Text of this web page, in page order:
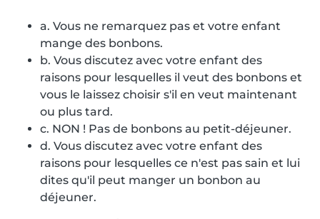
a. Vous ne remarquez pas et votre enfant
mange des bonbons.
b. Vous discutez avec votre enfant des
raisons pour lesquelles il veut des bonbons et
vous le laissez choisir s'il en veut maintenant
ou plus tard.
c. NON ! Pas de bonbons au petit-déjeuner.
d. Vous discutez avec votre enfant des
raisons pour lesquelles ce n'est pas sain et lui
dites qu'il peut manger un bonbon au
déjeuner.